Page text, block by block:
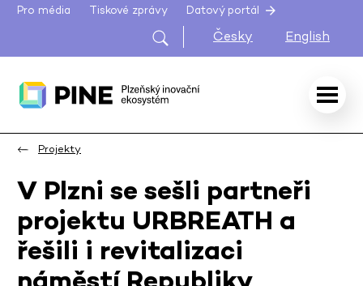
Pro média Tiskové zprávy Datový portál
Česky English
Projekty
V Plzni se sešli partneři
projektu URBREATH a
řešili i revitalizaci